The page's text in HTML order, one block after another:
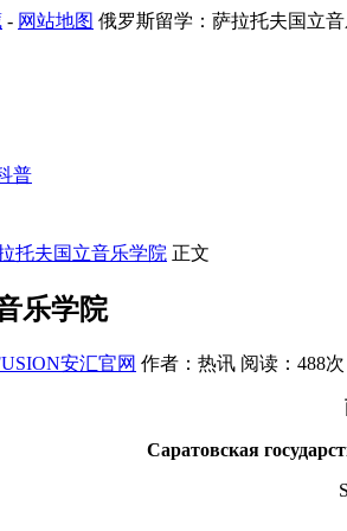
- 网站地图 俄罗斯留学：萨拉托夫国立音
普
托夫国立音乐学院 正文
乐学院
安汇官网 作者：热讯 阅读：488次
Саратовская